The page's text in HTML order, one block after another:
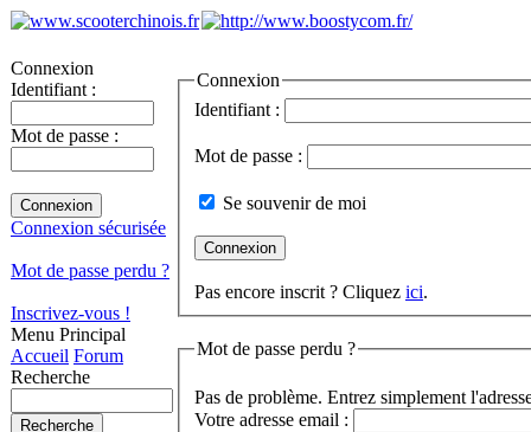
Connexion
Identifiant :
Mot de passe :
Connexion sécurisée
Mot de passe perdu ?
Inscrivez-vous !
Menu Principal
Accueil Forum
Recherche
Connexion
Identifiant :
Mot de passe :
Se souvenir de moi
Pas encore inscrit ? Cliquez ici.
Mot de passe perdu ?
Pas de problème. Entrez simplement
Votre adresse email :